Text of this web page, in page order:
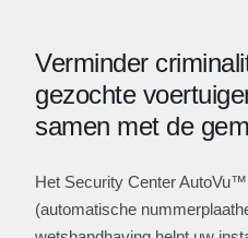
Verminder
gezochte
samen met de
Het Security Center
(automatische